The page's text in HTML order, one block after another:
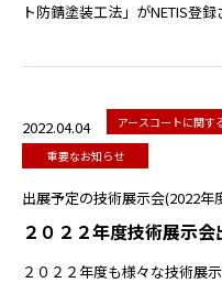
ト防錆塗装工法」がNETIS登
2022.04.04 アースコートに関す
重要なお知らせ
出展予定の技術展示会(2022年
２０２２年度技術展示
２０２２年度も様々な技術展